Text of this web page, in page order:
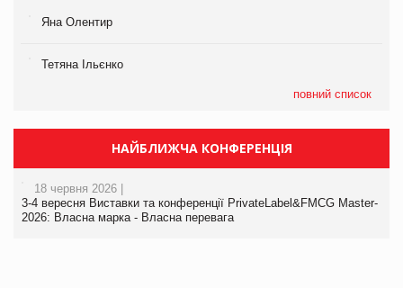
Яна Олентир
Тетяна Ільєнко
повний список
НАЙБЛИЖЧА КОНФЕРЕНЦІЯ
18 червня 2026 |
3-4 вересня Виставки та конференції PrivateLabel&FMCG Master-
2026: Власна марка - Власна перевага